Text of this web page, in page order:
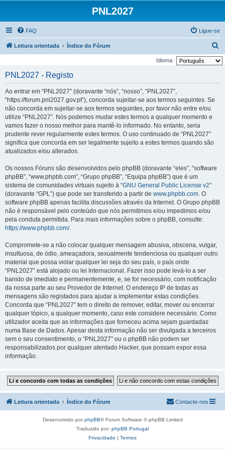
PNL2027
FAQ Ligue-se
Leitura orientada Índice do Fórum
e
Idioma:
PNL2027 - Registo
Ao entrar em “PNL2027” (doravante “nós”, “nosso”, “PNL2027”,
“https://forum.pnl2027.gov.pt”), concorda sujeitar-se aos termos seguintes. Se
não concorda em sujeitar-se aos termos seguintes, por favor não entre e/ou
utilize “PNL2027”. Nós podemos mudar estes termos a qualquer momento e
vamos fazer o nosso melhor para mantê-lo informado. No entanto, seria
prudente rever regularmente estes termos. O uso continuado de “PNL2027”
significa que concorda em ser legalmente sujeito a estes termos quando são
atualizados e/ou alterados.
Os nossos Fóruns são desenvolvidos pelo phpBB (doravante “eles”, “software
phpBB”, “www.phpbb.com”, “Grupo phpBB”, “Equipa phpBB”) que é um
sistema de comunidades virtuais sujeito à “GNU General Public License v2”
(doravante “GPL”) que pode ser transferido a partir de www.phpbb.com. O
software phpBB apenas facilita discussões através da Internet. O Grupo phpBB
não é responsável pelo conteúdo que nós permitimos e/ou impedimos e/ou
pela conduta permitida. Para mais informações sobre o phpBB, consulte:
https://www.phpbb.com/.
Compromete-se a não colocar qualquer mensagem abusiva, obscena, vulgar,
insultuosa, de ódio, ameaçadora, sexualmente tendenciosa ou qualquer outro
material que possa violar qualquer lei seja do seu país, o país onde
“PNL2027” está alojado ou lei Internacional. Fazer isso pode levá-lo a ser
banido de imediato e permanentemente, e, se for necessário, com notificação
da nossa parte ao seu Provedor de Internet. O endereço IP de todas as
mensagens são registados para ajudar a implementar estas condições.
Concorda que “PNL2027” tem o direito de remover, editar, mover ou encerrar
qualquer tópico, a qualquer momento, caso este considere necessário. Como
utilizador aceita que as informações que forneceu acima sejam guardadas
numa Base de Dados. Apesar desta informação não ser divulgada a terceiros
sem o seu consentimento, o “PNL2027” ou o phpBB não podem ser
responsabilizados por qualquer atentado Hacker, que possam expor essa
informação.
Leitura orientada Índice do Fórum Contacte-nos
Desenvolvido porphpBB® Forum Software © phpBB Limited
Traduzido por: phpBB Portugal
Privacidade | Termos